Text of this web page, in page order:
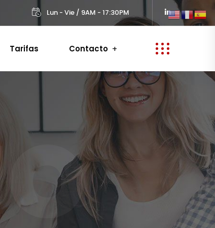
Lun - Vie / 9AM - 17:30PM
Tarifas Contacto